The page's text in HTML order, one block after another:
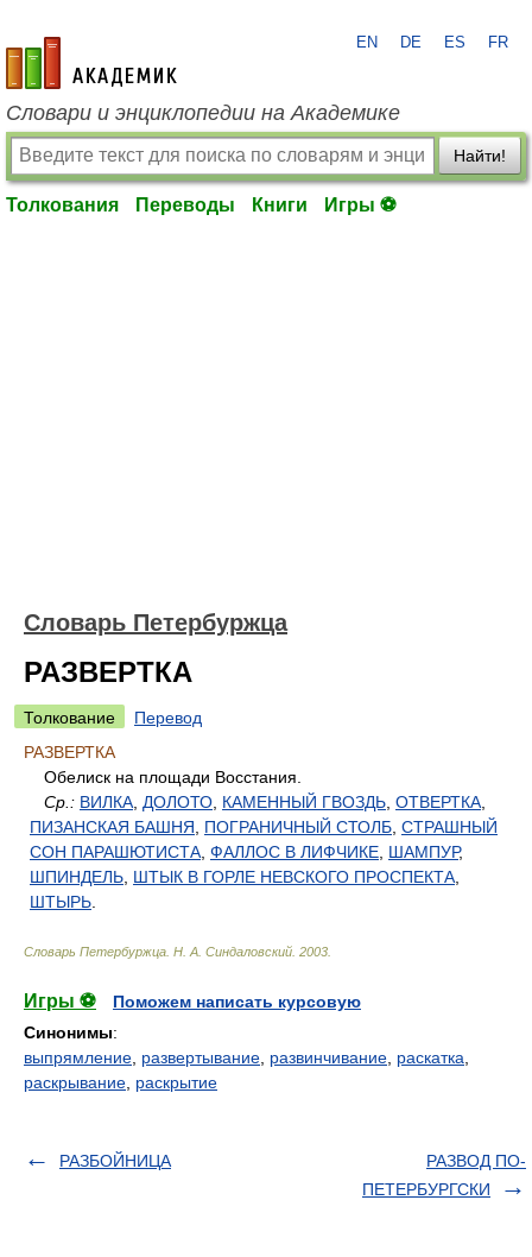
academic.ru
EN DE ES FR
Словари и энциклопедии на Академике
Найти!
Толкования Переводы Книги Игры ⚽
Словарь Петербуржца
РАЗВЕРТКА
Толкование
Перевод
РАЗВЕРТКА
Обелиск на площади Восстания.
Ср.: ВИЛКА ДОЛОТО КАМЕННЫЙ ГВОЗДЬ ОТВЕРТКА
ПИЗАНСКАЯ БАШНЯ
ПОГРАНИЧНЫЙ СТОЛБ СТРАШНЫЙ
СОН ПАРАШЮТИСТА ФАЛЛОС В ЛИФЧИКЕ ШАМПУР,
ШПИНДЕЛЬ ШТЫК В ГОРЛЕ НЕВСКОГО ПРОСПЕКТА
ШТЫРЬ
Словарь Петербуржца Н. А. Синдаловский 2003
Игры ⚽
Поможем написать курсовую
Синонимы:
выпрямление развертывание развинчивание раскатка
раскрывание раскрытие
РАЗБОЙНИЦА
РАЗВОД ПО-
ПЕТЕРБУРГСКИ